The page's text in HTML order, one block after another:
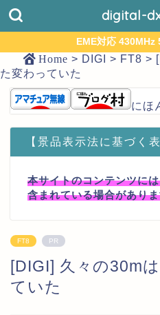
digital-
EME対応 430MHz
Home > DIGI > FT8 >
た変わっていた
にほ
【景品表示法に基づく表
本サイトのコンテンツに
含まれている場合があり
FT8 PR
[DIGI] 久々の30m
ていた